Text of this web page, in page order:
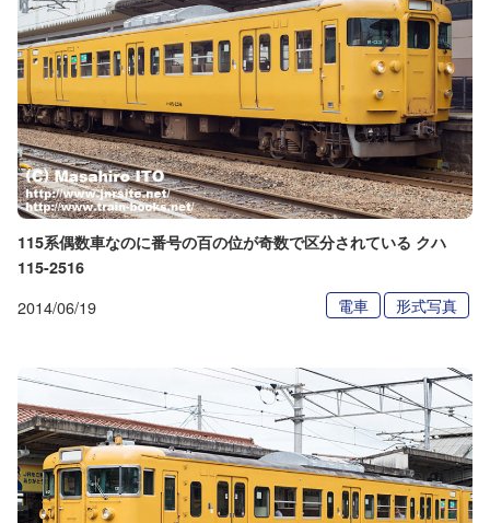
115系偶数車なのに番号の百の位が奇数で区分されている クハ
115-2516
2014/06/19 電車 形式写真